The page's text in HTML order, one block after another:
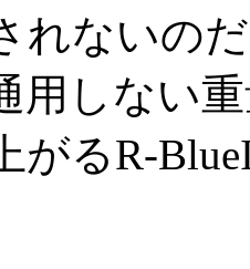
れないの
用しない
がるR-